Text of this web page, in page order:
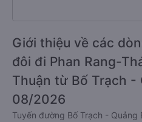
Giới thiệu về các
đôi đi Phan Rang-
Thuận từ Bố Trạch -
08/2026
Tuyến đường Bố Trạch - Quảng